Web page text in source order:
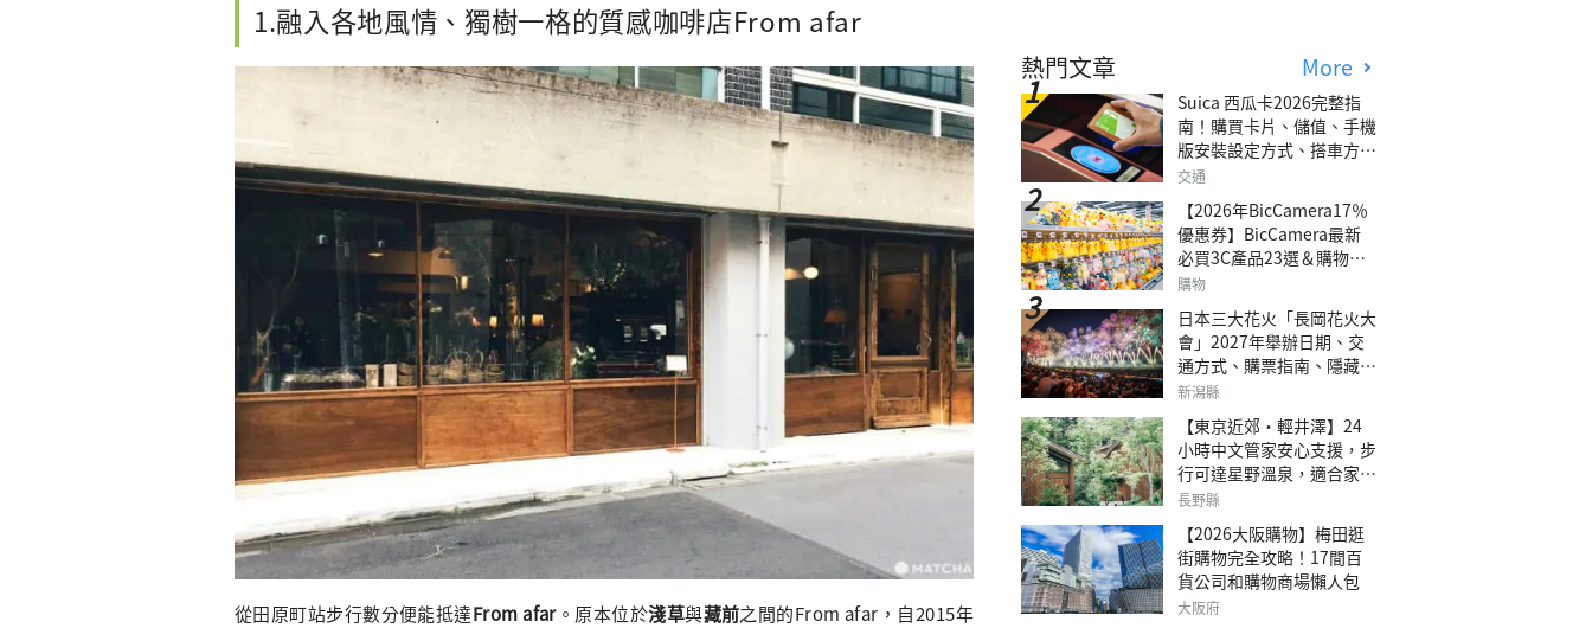
1.融入各地風情、獨樹一格的質感咖啡店From afar
從田原町站步行數分便能抵達From afar。原本位於淺草與藏前之間的From afar，自2015年
熱門文章 More
Suica 西瓜卡2026完整指
南！購買卡片、儲值、手機
版安裝設定方式、搭車方
法、常見問題解答！
交通
【2026年BicCamera17％
優惠券】BicCamera最新
必買3C產品23選＆購物攻
略
購物
日本三大花火「長岡花火大
會」2027年舉辦日期、交
通方式、購票指南、隱藏欣
賞地點
新潟縣
【東京近郊・輕井澤】24
小時中文管家安心支援，步
行可達星野溫泉，適合家庭
旅行、三代同遊與紀念日的
澤森四季VILLA」
長野縣
【2026大阪購物】梅田逛
街購物完全攻略！17間百
貨公司和購物商場懶人包
大阪府